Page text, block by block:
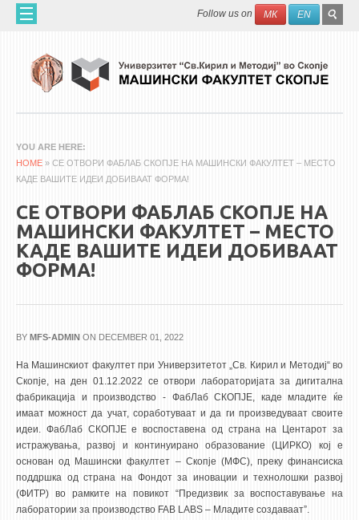
Skip to main content Search
Follow us on МК EN
ЗА НАС
60 ГОДИНИ МФ
ОРГАНИЗАЦИЈА
МАШИНСКО ИНЖЕНЕРСТВО - НАУЧНО СПИСАНИЕ
АПЛИКАТИВНА ДЕЈНОСТ
МЕЃУНАРОДНА СОРАБОТКА
QIM-SEE
3DFindIT
WATERBRIDGING
CIRASIM
ENERGET
AIR QUALITY MODELLING
АКТИ
YOU ARE HERE
HOME » СЕ ОТВОРИ ФАБЛАБ СКОПЈЕ НА МАШИНСКИ ФАКУЛТЕТ – МЕСТО
КАДЕ ВАШИТЕ ИДЕИ ДОБИВААТ ФОРМА!
СЕ ОТВОРИ ФАБЛАБ СКОПЈЕ НА
МАШИНСКИ ФАКУЛТЕТ – МЕСТО
КАДЕ ВАШИТЕ ИДЕИ ДОБИВААТ
ФОРМА!
BY MFS-ADMIN ON DECEMBER 01, 2022
На Машинскиот факултет при Универзитетот „Св. Кирил и Методиј“ во
Скопје, на ден 01.12.2022 се отвори лабораторијата за дигитална
фабрикација и производство - ФабЛаб СКОПЈЕ, каде младите ќе
имаат можност да учат, соработуваат и да ги произведуваат своите
идеи. ФабЛаб СКОПЈЕ е воспоставена од страна на Центарот за
истражувања, развој и континуирано образование (ЦИРКО) кој е
основан од Машински факултет – Скопје (МФС), преку финансиска
поддршка од страна на Фондот за иновации и технолошки развој
(ФИТР) во рамките на повикот “Предизвик за воспоставување на
лаборатории за производство FAB LABS – Младите создаваат”.